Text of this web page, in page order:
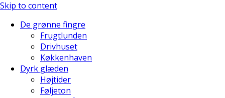
Skip to content
De grønne fingre
Frugtlunden
Drivhuset
Køkkenhaven
Dyrk glæden
Højtider
Føljeton